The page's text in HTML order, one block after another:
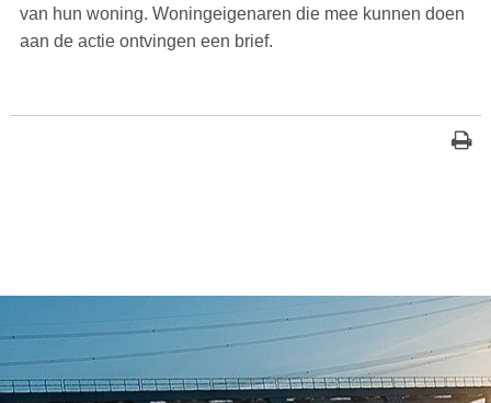
van hun woning. Woningeigenaren die mee kunnen doen
aan de actie ontvingen een brief.